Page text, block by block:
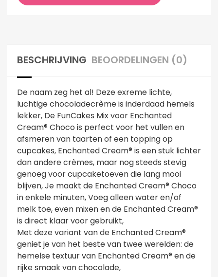
BESCHRIJVING BEOORDELINGEN (0)
De naam zeg het al! Deze exreme lichte,
luchtige chocoladecrème is inderdaad hemels
lekker, De FunCakes Mix voor Enchanted
Cream® Choco is perfect voor het vullen en
afsmeren van taarten of een topping op
cupcakes, Enchanted Cream® is een stuk lichter
dan andere crèmes, maar nog steeds stevig
genoeg voor cupcaketoeven die lang mooi
blijven, Je maakt de Enchanted Cream® Choco
in enkele minuten, Voeg alleen water en/of
melk toe, even mixen en de Enchanted Cream®
is direct klaar voor gebruikt,
Met deze variant van de Enchanted Cream®
geniet je van het beste van twee werelden: de
hemelse textuur van Enchanted Cream® en de
rijke smaak van chocolade,